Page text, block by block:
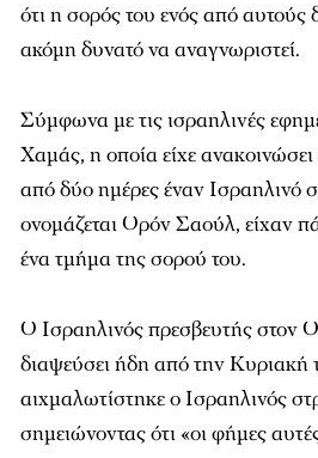
ότι η σορός του ενός από αυτούς
ακόμη δυνατό να αναγνωριστεί.
Σύμφωνα με τις ισραηλινές
Χαμάς, η οποία είχε ανακοινώσει
από δύο ημέρες έναν Ισραηλινό
ονομάζεται Ορόν Σαούλ, είχαν
ένα τμήμα της σορού του.
Ο Ισραηλινός πρεσβευτής στον
διαψεύσει ήδη από την Κυριακή
αιχμαλωτίστηκε ο Ισραηλινός
σημειώνοντας ότι «οι φήμες